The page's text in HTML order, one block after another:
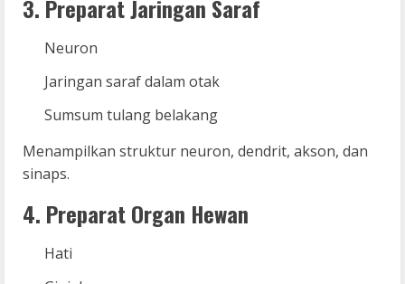
3. Preparat Jaringan Saraf
Neuron
Jaringan saraf dalam otak
Sumsum tulang belakang
Menampilkan struktur neuron, dendrit, akson, dan
sinaps.
4. Preparat Organ Hewan
Hati